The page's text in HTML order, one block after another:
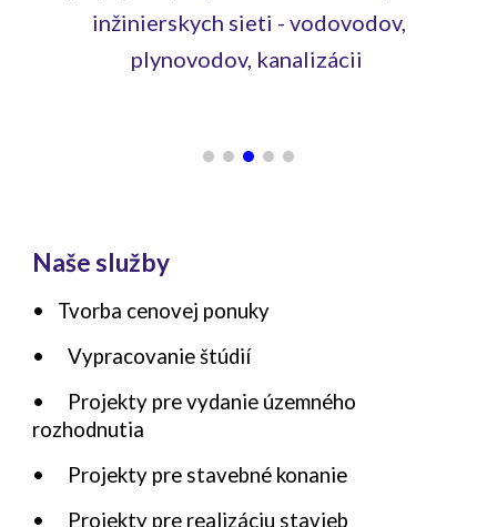
inžinierskych sieti - vodovodov,
plynovodov, kanalizácii
Naše služby
• Tvorba cenovej ponuky
•
Vypracovanie štúdií
•
Projekty pre vydanie územného
rozhodnutia
•
Projekty pre stavebné konanie
•
Projekty pre realizáciu stavieb